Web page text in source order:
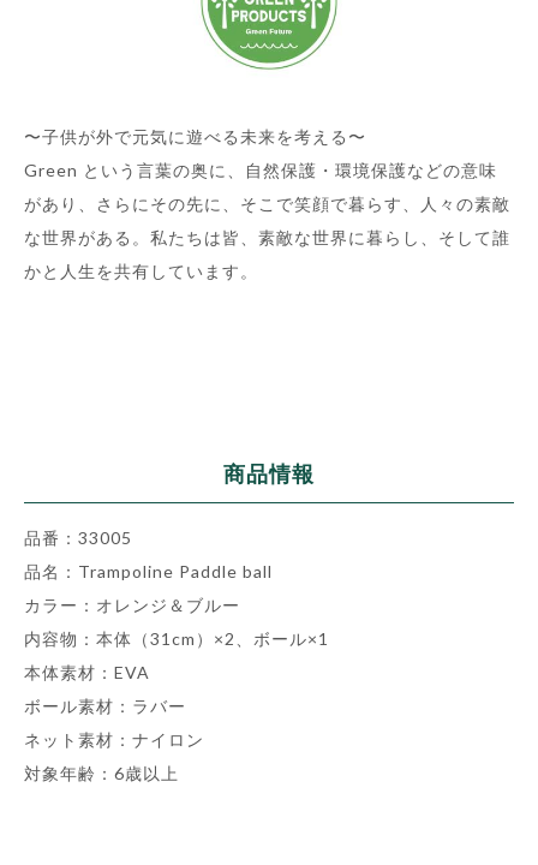
〜子供が外で元気に遊べる未来を考える〜
Green という言葉の奥に、自然保護・環境保護などの意味
があり、さらにその先に、そこで笑顔で暮らす、人々の素敵
な世界がある。私たちは皆、素敵な世界に暮らし、そして誰
かと人生を共有しています。
商品情報
品番：33005
品名：Trampoline Paddle ball
カラー：オレンジ＆ブルー
内容物：本体（31cm）×2、ボール×1
本体素材：EVA
ボール素材：ラバー
ネット素材：ナイロン
対象年齢：6歳以上